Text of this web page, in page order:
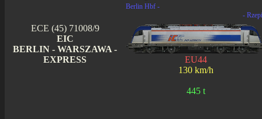
ECE (45) 71008/9
EIC
BERLIN - WARSZAWA -
EXPRESS
Berlin Hbf -
-
EU44
130 km/h
445 t